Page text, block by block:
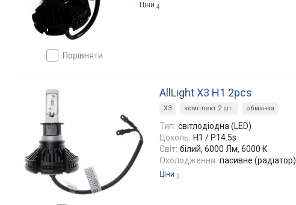
порівняти
Ціни 4
AllLight X3 H1 2pcs
X3 комплект 2 шт. обманка
Тип: світлодіодна (LED)
Цоколь: H1 / P14.5s
Світ: білий, 6000 Лм, 6000 К
Охолодження: пасивне (радіатор)
Ціни 2